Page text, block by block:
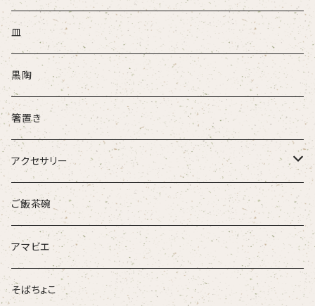
盃
酒注ぎ
皿
黒陶
箸置き
アクセサリー
ループタイ
ブローチ
ご飯茶碗
アマビエ
そばちょこ